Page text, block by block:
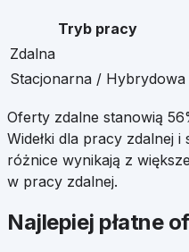
Tryb pracy
Zdalna
Stacjonarna / Hybrydowa
Oferty zdalne stanowią 56
Widełki dla pracy zdalnej
różnice wynikają z
w pracy zdalnej.
Najlepiej płatne